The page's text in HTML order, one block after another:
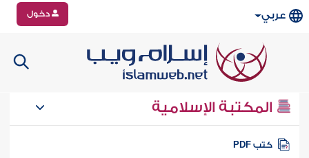
عربي دخول
المكتبة الإسلامية